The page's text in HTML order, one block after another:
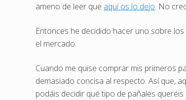
ameno de leer que aquí os lo dejo. No
Entonces he decidido hacer uno sobre
el mercado.
Cuando me quise comprar mis primeros
demasiado concisa al respecto. Así que,
podáis decidir qué tipo de pañales queréis